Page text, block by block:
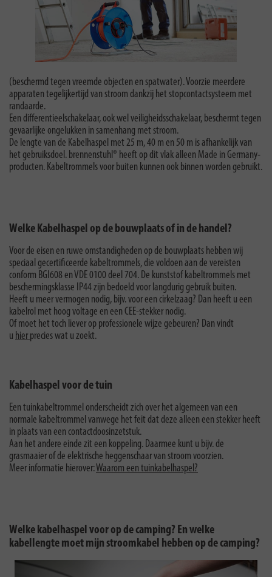
(beschermd tegen vreemde objecten en spatwater). Voorzie meerdere
apparaten tegelijkertijd van stroom dankzij het stopcontactsysteem met
randaarde.
Een differentieelschakelaar, ook wel veiligheidsschakelaar, beschermt tegen
gevaarlijke ongelukken in samenhang met stroom.
De lengte van de Kabelhaspel met 25 m, 40 m en 50 m is afhankelijk van
het gebruiksdoel. brennenstuhl® heeft op dit vlak alleen Made in Germany-
producten. Kabeltrommels voor buiten kunnen ook binnen worden gebruikt.
Welke Kabelhaspel op de bouwplaats of in de handel?
Voor de eisen en ruwe omstandigheden op de bouwplaats hebben wij
speciaal gecertificeerde kabeltrommels, die voldoen aan de vereisten
conform BGI608 en VDE 0100 deel 704. De kunststof kabeltrommels met
beschermingsklasse IP44 zijn bedoeld voor langdurig gebruik buiten.
Heeft u meer vermogen nodig, bijv. voor een cirkelzaag? Dan heeft u een
kabelrol met hoog voltage en een CEE-stekker nodig.
Of moet het toch liever op professionele wijze gebeuren? Dan vindt
u hier precies wat u zoekt.
Kabelhaspel voor de tuin
Een tuinkabeltrommel onderscheidt zich over het algemeen van een
normale kabeltrommel vanwege het feit dat deze alleen een stekker heeft
in plaats van een contactdoosinzetstuk.
Aan het andere einde zit een koppeling. Daarmee kunt u bijv. de
grasmaaier of de elektrische heggenschaar van stroom voorzien.
Meer informatie hierover:Waarom een tuinkabelhaspel?
Welke kabelhaspel voor op de camping? En welke
kabellengte moet mijn stroomkabel hebben op de camping?